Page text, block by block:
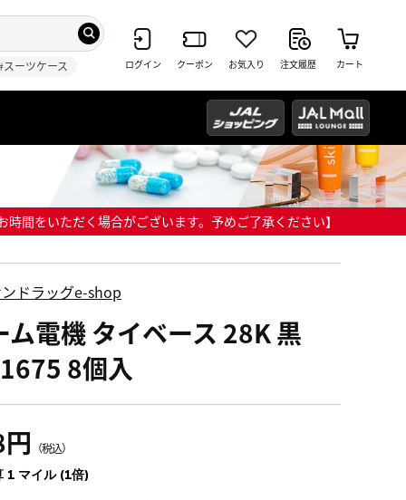
スーツケース ログイン クーポン お気入り 注文履歴 カート
間をいただく場合がございます。予めご了承ください】
ドラッグe-shop
ム電機 タイベース 28K 黒
8個入
（税込）
1 マイル (1倍)